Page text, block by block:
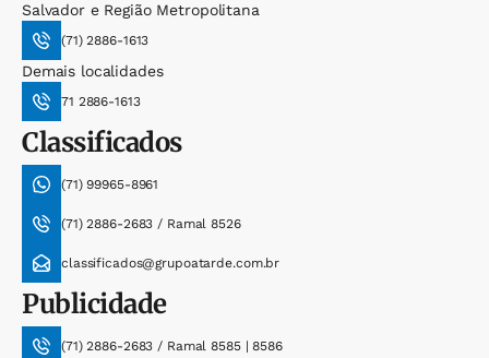
Salvador e Região Metropolitana
(71) 2886-1613
Demais localidades
71 2886-1613
Classificados
(71) 99965-8961
(71) 2886-2683 / Ramal 8526
classificados@grupoatarde.com.br
Publicidade
(71) 2886-2683 / Ramal 8585 | 8586